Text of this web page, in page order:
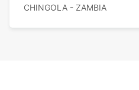
CHINGOLA - ZAMBIA